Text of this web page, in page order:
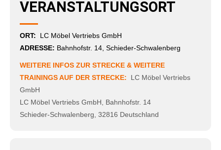
VERANSTALTUNGSORT
ORT: LC Möbel Vertriebs GmbH
ADRESSE: Bahnhofstr. 14, Schieder-Schwalenberg
WEITERE INFOS ZUR STRECKE & WEITERE
TRAININGS AUF DER STRECKE: LC Möbel Vertriebs
GmbH
LC Möbel Vertriebs GmbH
Bahnhofstr. 14
Schieder-Schwalenberg 32816 Deutschland